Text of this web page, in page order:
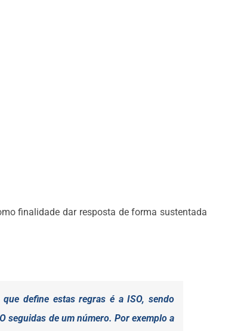
finalidade dar resposta de forma sustentada
que define estas regras é a ISO, sendo
seguidas de um número. Por exemplo a